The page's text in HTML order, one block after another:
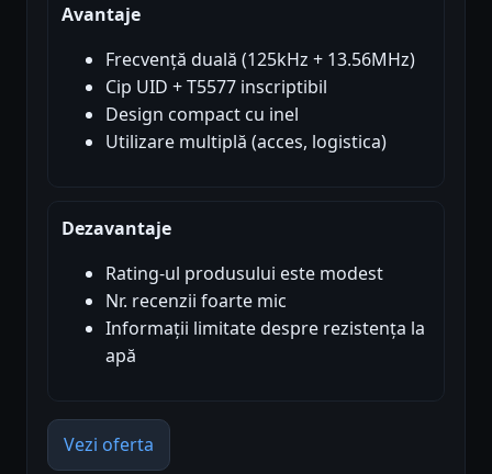
Avantaje
Frecvență duală (125kHz + 13.56MHz)
Cip UID + T5577 inscriptibil
Design compact cu inel
Utilizare multiplă (acces, logistica)
Dezavantaje
Rating-ul produsului este modest
Nr. recenzii foarte mic
Informații limitate despre rezistența la
apă
Vezi oferta